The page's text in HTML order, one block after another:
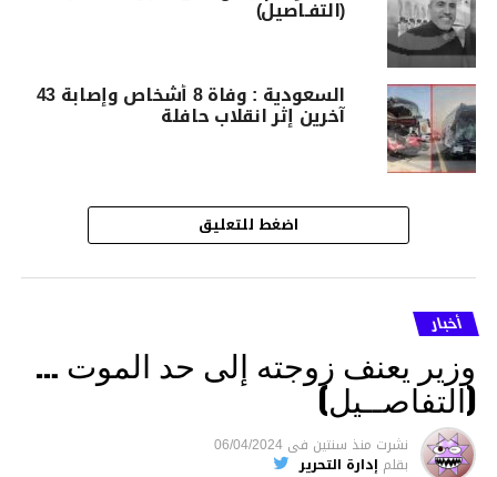
(التفـاصيل)
السعودية : وفاة 8 أشخاص وإصابة 43
آخرين إثر انقلاب حافلة
اضغط للتعليق
أخبار
وزير يعنف زوجته إلى حد الموت …
(التفاصــيل)
نشرت منذ سنتين فى 06/04/2024
بقلم إدارة التحرير